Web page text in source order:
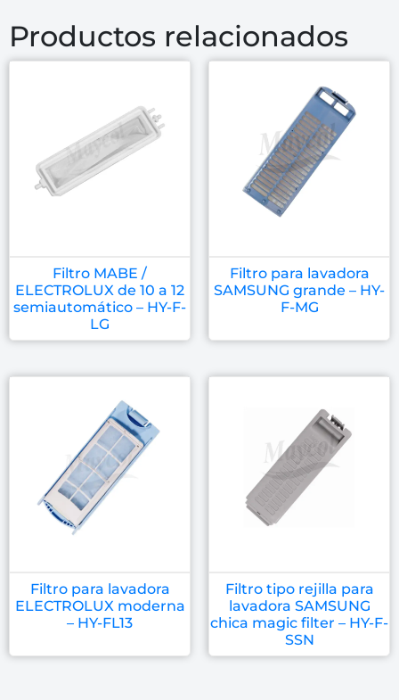
Productos relacionados
Filtro MABE /
ELECTROLUX de 10 a 12
semiautomático – HY-F-
LG
Filtro para lavadora
SAMSUNG grande – HY-
F-MG
Filtro para lavadora
ELECTROLUX moderna
– HY-FL13
Filtro tipo rejilla para
lavadora SAMSUNG
chica magic filter – HY-F-
SSN